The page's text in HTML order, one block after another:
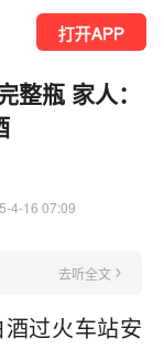
打开APP
整瓶 家人：
4-16 07:09
去听全文
过火车站安